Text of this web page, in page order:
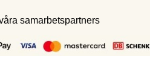
samarbetspartners